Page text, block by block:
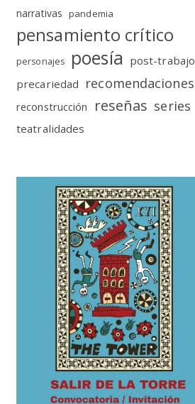
narrativas pandemia
pensamiento crítico
personajes poesía post-trabajo
precariedad recomendaciones
reconstrucción reseñas series
teatralidades